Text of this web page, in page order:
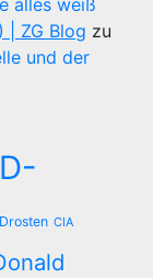
alles weiß
| ZG Blog zu
und der
CIA